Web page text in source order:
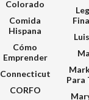
Colorado
Comida
Hispana
Cómo
Emprender
Connecticut
CORFO
Para